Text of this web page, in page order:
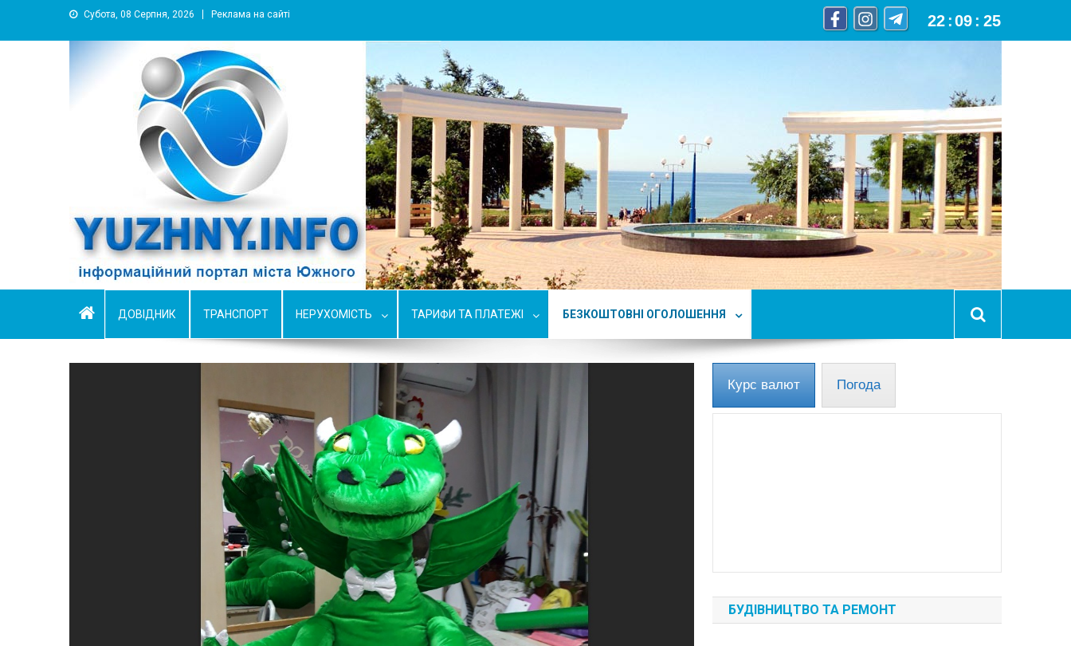
Субота, 08 Серпня, 2026 Реклама на сайті 22 :09 : 26
YUZHNY.INFO
информационный портал города Южный
ДОВІДНИК ТРАНСПОРТ НЕРУХОМІСТЬ ТАРИФИ ТА ПЛАТЕЖІ БЕЗКОШТОВНІ ОГОЛОШЕННЯ
Курс валют Погода
БУДІВНИЦТВО ТА РЕМОНТ